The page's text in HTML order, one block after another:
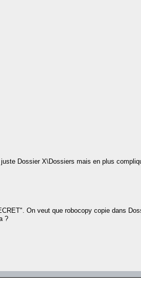
Dossier X\Dossiers mais en plus
On veut que robocopy copie dans
?